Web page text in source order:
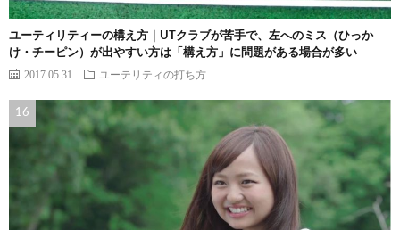
ユーティリティーの構え方｜UTクラブが苦手で、左へのミス（ひっか
け・チーピン）が出やすい方は「構え方」に問題がある場合が多い
2017.05.31 ユーテリティの打ち方